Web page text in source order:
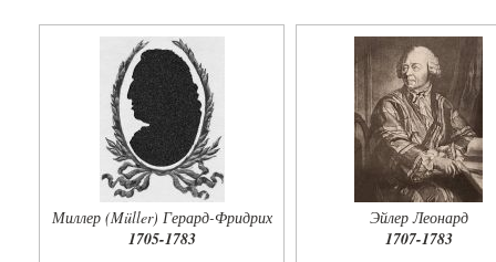
Миллер (Müller) Герард-Фридрих
1705-1783
Эйлер Леонард
1707-1783